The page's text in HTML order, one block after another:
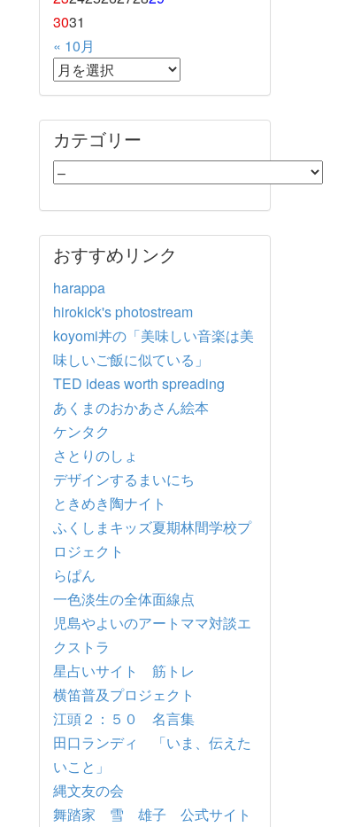
3031
« 10月
カテゴリー
おすすめリンク
harappa
hirokick's photostream
koyomi丼の「美味しい音楽は美
味しいご飯に似ている」
TED ideas worth spreading
あくまのおかあさん絵本
ケンタク
さとりのしょ
デザインするまいにち
ときめき陶ナイト
ふくしまキッズ夏期林間学校プ
ロジェクト
らぱん
一色淡生の全体面線点
児島やよいのアートママ対談エ
クストラ
星占いサイト 筋トレ
横笛普及プロジェクト
江頭２：５０ 名言集
田口ランディ 「いま、伝えた
いこと」
縄文友の会
舞踏家 雪 雄子 公式サイト